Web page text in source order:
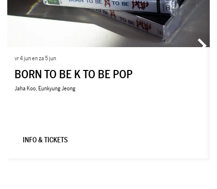
BORN TO BE K TO BE POP
Jaha Koo, Eunkyung Jeong
vr 4 junenza 5 jun
INFO & TICKETS